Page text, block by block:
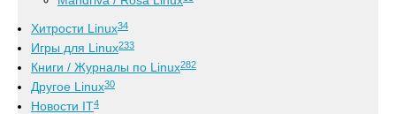
Хитрости Linux34
Игры для Linux233
Книги / Журналы по Linux282
Другое Linux30
Новости IT4